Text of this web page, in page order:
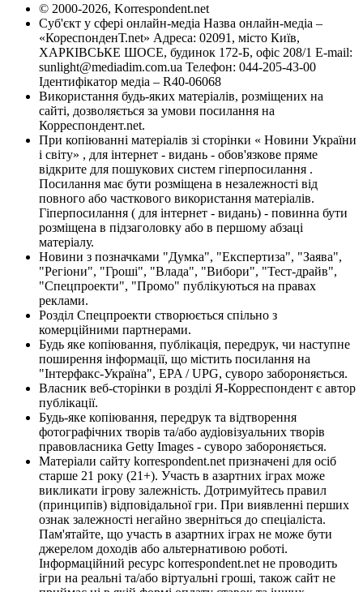
© 2000-2026, Korrespondent.net
Суб'єкт у сфері онлайн-медіа Назва онлайн-медіа –
«КореспонденТ.net» Адреса: 02091, місто Київ,
ХАРКІВСЬКЕ ШОСЕ, будинок 172-Б, офіс 208/1 E-mail:
sunlight@mediadim.com.ua Телефон: 044-205-43-00
Ідентифікатор медіа – R40-06068
Використання будь-яких матеріалів, розміщених на
сайті, дозволяється за умови посилання на
Корреспондент.net.
При копіюванні матеріалів зі сторінки « Новини України
і світу» , для інтернет - видань - обов'язкове пряме
відкрите для пошукових систем гіперпосилання .
Посилання має бути розміщена в незалежності від
повного або часткового використання матеріалів.
Гіперпосилання ( для інтернет - видань) - повинна бути
розміщена в підзаголовку або в першому абзаці
матеріалу.
Новини з позначками "Думка", "Експертиза", "Заява",
"Регіони", "Гроші", "Влада", "Вибори", "Тест-драйв",
"Спецпроекти", "Промо" публікуються на правах
реклами.
Розділ Спецпроекти створюється спільно з
комерційними партнерами.
Будь яке копіювання, публікація, передрук, чи наступне
поширення інформації, що містить посилання на
"Інтерфакс-Україна", EPA / UPG, суворо забороняється.
Власник веб-сторінки в розділі Я-Корреспондент є автор
публікації.
Будь-яке копіювання, передрук та відтворення
фотографічних творів та/або аудіовізуальних творів
правовласника Getty Images - суворо забороняється.
Матеріали сайту korrespondent.net призначені для осіб
старше 21 року (21+). Участь в азартних іграх може
викликати ігрову залежність. Дотримуйтесь правил
(принципів) відповідальної гри. При виявленні перших
ознак залежності негайно зверніться до спеціаліста.
Пам'ятайте, що участь в азартних іграх не може бути
джерелом доходів або альтернативою роботі.
Інформаційний ресурс korrespondent.net не проводить
ігри на реальні та/або віртуальні гроші, також сайт не